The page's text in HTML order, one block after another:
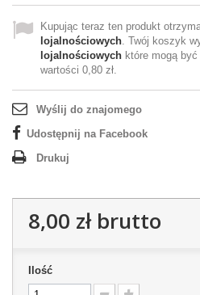
Kupując teraz ten produkt
lojalnościowych. Twój koszyk
lojalnościowych które mogą
wartości 0,80 zł.
Wyślij do znajomego
Udostępnij na Facebook
Drukuj
8,00 złbrutto
Ilość